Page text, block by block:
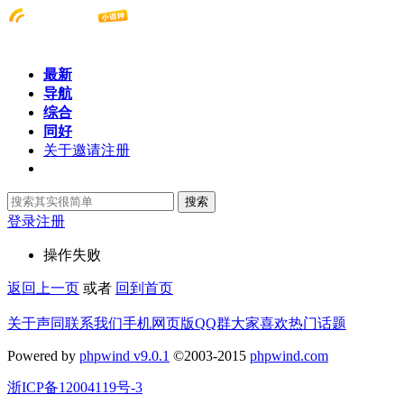
最新
导航
综合
同好
关于邀请注册
搜索
登录注册
操作失败
返回上一页 或者 回到首页
关于声同联系我们手机网页版QQ群大家喜欢热门话题
Powered by phpwind v9.0.1 ©2003-2015 phpwind.com
浙ICP备12004119号-3